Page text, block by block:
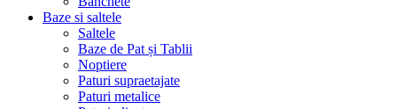
Baze si saltele
Saltele
Baze de Pat și Tablii
Noptiere
Paturi supraetajate
Paturi metalice